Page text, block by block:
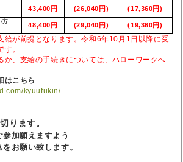
43,400円 (26,040円) (17,360円)
方
48,400円 (29,040円) (19,360円)
が前提となります。令和6年10月1日以降に受
。
、支給の手続きについては、ハローワークへ
はこちら
kyuufukin/
ります。
加願えますよう
お願い致します。